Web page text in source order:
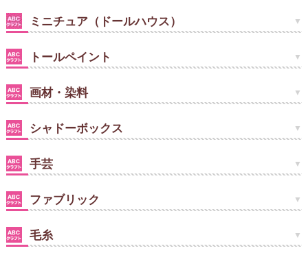
ミニチュア（ドールハウス）
トールペイント
画材・染料
シャドーボックス
手芸
ファブリック
毛糸